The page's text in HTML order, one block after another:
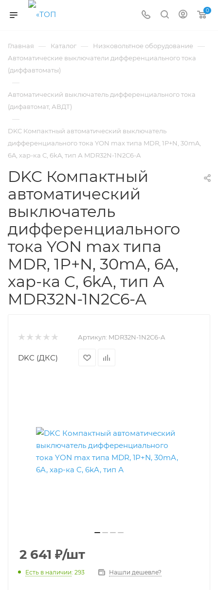
0
Главная — Каталог — Низковольтное оборудование —
Автоматические выключатели дифференциального тока
(диффавтоматы)
—
Автоматический выключатель дифференциального тока
(дифавтомат, АВДТ)
—
DKC Компактный автоматический выключатель
дифференциального тока YON max типа MDR, 1P+N, 30mA,
6A, хар-ка C, 6kA, тип А MDR32N-1N2C6-A
DKC Компактный
автоматический
выключатель
дифференциального
тока YON max типа
MDR, 1P+N, 30mA, 6A,
хар-ка C, 6kA, тип А
MDR32N-1N2C6-A
Артикул: MDR32N-1N2C6-A
DKC (ДКС)
2 641 ₽/шт
Есть в наличии: 293 Нашли дешевле?